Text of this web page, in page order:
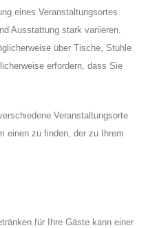
eines Veranstaltungsortes
Ausstattung stark variieren.
über Tische, Stühle
erfordern, dass Sie
Veranstaltungsorte
einen zu finden, der zu Ihrem
für Ihre Gäste kann einer